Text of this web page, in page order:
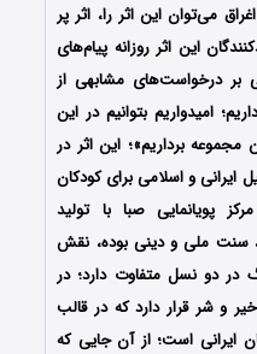
می‌توان این اثر را، اثر پر
این اثر روزانه پیام‌های
بر درخواست‌های مشابهی از
امیدواریم بتوانیم در این
مجموعه برداریم»؛ این اثر در
و اسلامی برای کودکان
پویانمایی صبا با تولید
سنت ملی و دینی بوده، نقش
در دو نسل متفاوت دارد؛ در
و شر قرار دارد که در قالب
ایرانی است؛ از آن جایی که